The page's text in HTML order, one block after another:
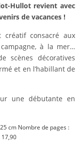
Hullot revient avec
de vacances !
créatif consacré aux
à la mer…
scènes décoratives
et en l’habillant de
une débutante en
cm Nombre de pages :